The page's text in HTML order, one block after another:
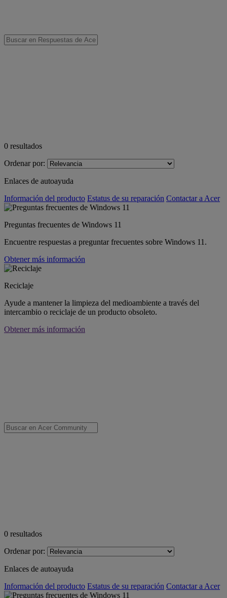
0 resultados
Ordenar por:
Enlaces de autoayuda
Información del producto Estatus de su reparación Contactar a Acer
Preguntas frecuentes de Windows 11
Encuentre respuestas a preguntar frecuentes sobre Windows 11.
Obtener más información
Reciclaje
Ayude a mantener la limpieza del medioambiente a través del
intercambio o reciclaje de un producto obsoleto.
Obtener más información
0 resultados
Ordenar por:
Enlaces de autoayuda
Información del producto Estatus de su reparación Contactar a Acer